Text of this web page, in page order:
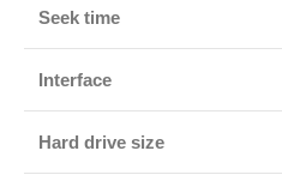
Seek time
Interface
Hard drive size